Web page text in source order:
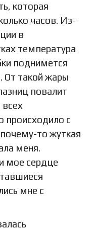
которая
часов. Из-
в
температура
поднимется
От такой жары
повалит
всех
происходило с
то жуткая
меня.
мое сердце
мне с